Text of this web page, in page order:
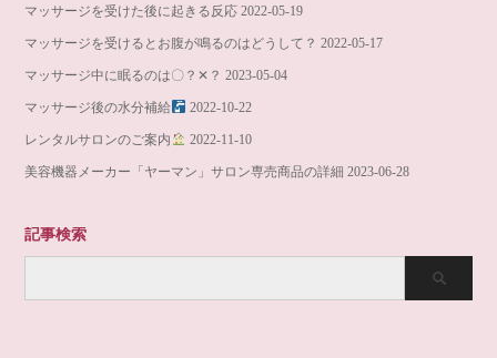
マッサージを受けた後に起きる反応 2022-05-19
マッサージを受けるとお腹が鳴るのはどうして？ 2022-05-17
マッサージ中に眠るのは〇？✕？ 2023-05-04
マッサージ後の水分補給 2022-10-22
レンタルサロンのご案内 2022-11-10
美容機器メーカー「ヤーマン」サロン専売商品の詳細 2023-06-28
記事検索